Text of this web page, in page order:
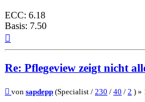
ECC: 6.18
Basis: 7.50
Re: Pflegeview zeigt nicht
Beitrag
von sapdepp (Specialist / 230 / 40 / 2 ) »